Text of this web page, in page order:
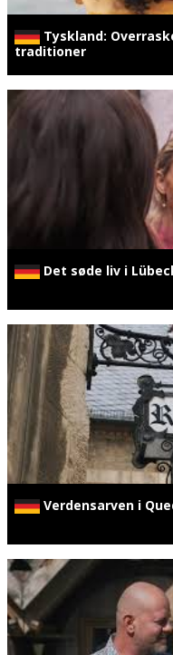
Tyskland:
traditioner
Det søde liv i
Verdensarven i